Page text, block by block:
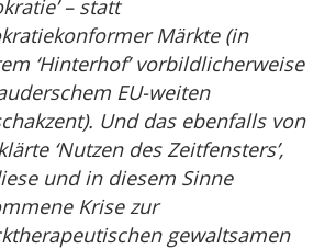
– statt
Märkte (in
‘Hinterhof’ vorbildlicherweise
EU-weiten
Und das ebenfalls von
‘Nutzen des Zeitfensters’,
und in diesem Sinne
Krise zur
gewaltsamen